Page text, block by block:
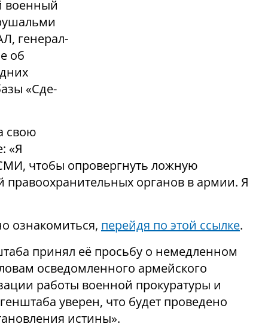
военный
генерал-
об
«Сде-
свою
«Я
чтобы опровергнуть ложную
правоохранительных органов в армии. Я
ознакомиться, перейдя по этой ссылке.
принял её просьбу о немедленном
осведомленного армейского
работы военной прокуратуры и
уверен, что будет проведено
истины».